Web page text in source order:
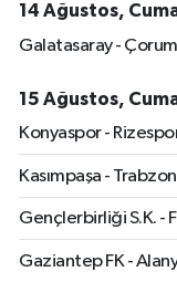
14 Ağustos,
Galatasaray - Çorum
15 Ağustos,
Konyaspor -
Kasımpaşa -
Gençlerbirliği S.K. -
Gaziantep FK -